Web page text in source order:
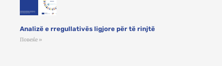
Analizë e rregullativës ligjore për të rinjtë
Повеќе »